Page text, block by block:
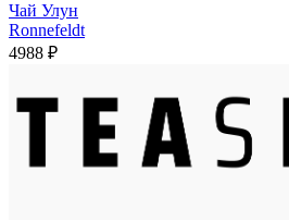
Чай Улун
Ronnefeldt
4988 ₽